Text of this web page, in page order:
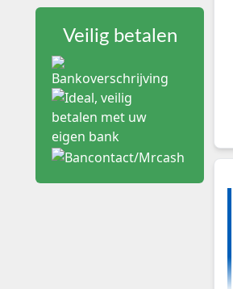
Veilig betalen